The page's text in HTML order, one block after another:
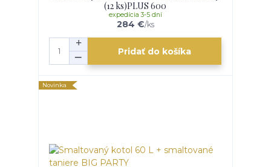
(12 ks)PLUS 600
284 €/ks
expedícia 3-5 dní
Pridať do košíka
Novinka